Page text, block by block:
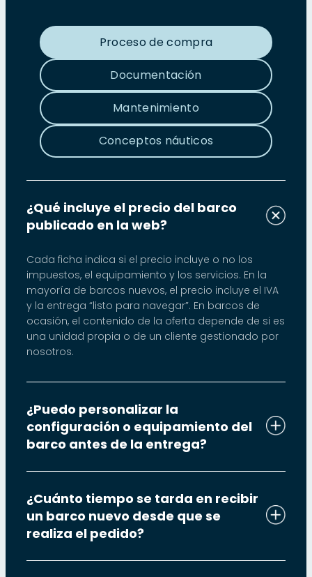
Proceso de compra
Documentación
Mantenimiento
Conceptos náuticos
¿Qué incluye el precio del barco
publicado en la web?
Cada ficha indica si el precio incluye o no los
impuestos, el equipamiento y los servicios. En la
mayoría de barcos nuevos, el precio incluye el IVA
y la entrega “listo para navegar”. En barcos de
ocasión, el contenido de la oferta depende de si es
una unidad propia o de un cliente gestionado por
nosotros.
¿Puedo personalizar la
configuración o equipamiento del
barco antes de la entrega?
¿Cuánto tiempo se tarda en recibir
un barco nuevo desde que se
realiza el pedido?